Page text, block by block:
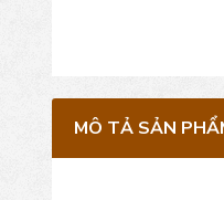
MÔ TẢ SẢN